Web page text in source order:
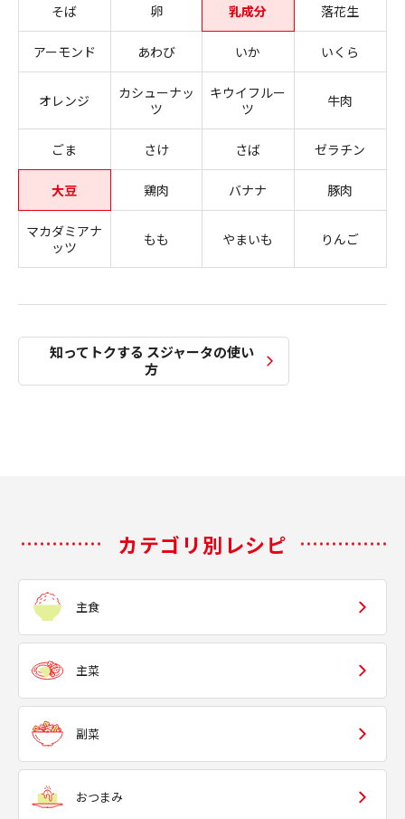
そば 卵 乳成分 落花生
アーモンド あわび いか いくら
オレンジ
カシューナッ
ツ
キウイフルー
ツ
牛肉
ごま さけ さば ゼラチン
大豆 鶏肉 バナナ 豚肉
マカダミアナ
ッツ
もも やまいも りんご
知ってトクする スジャータの使い
方
カテゴリ別レシピ
主食
主菜
副菜
おつまみ